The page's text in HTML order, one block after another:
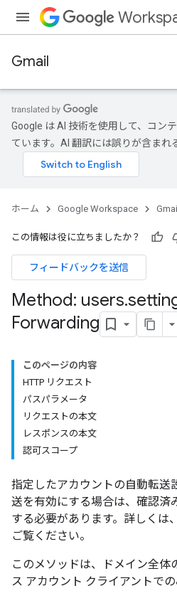
Gmail
Google は AI 技術を使用して、コン
ています。AI 翻訳には誤りが含まれ
ホーム Google Workspace Gmail
この情報は役に立ちましたか？
フィードバックを送信
Method: users.
Forwarding
このページの内容
HTTP リクエスト
パスパラメータ
リクエストの本文
レスポンスの本文
認可スコープ
指定したアカウントの自動転送
送を有効にする場合は、確認済
する必要があります。詳しくは、
ご覧ください。
このメソッドは、ドメイン全体
ス アカウント クライアントでの